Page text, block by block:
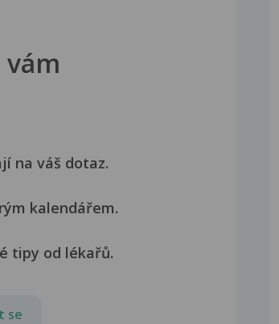
na váš dotaz.
kalendářem.
tipy od lékařů.
se